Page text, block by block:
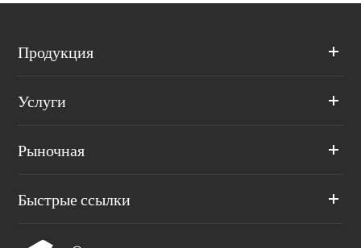
Продукция
Услуги
Рыночная
Быстрые ссылки